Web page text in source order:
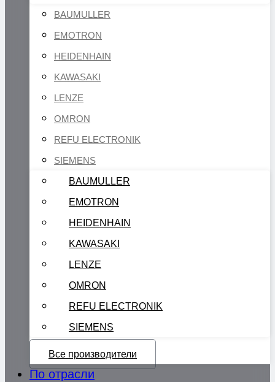
BAUMULLER
EMOTRON
HEIDENHAIN
KAWASAKI
LENZE
OMRON
REFU ELECTRONIK
SIEMENS
BAUMULLER
EMOTRON
HEIDENHAIN
KAWASAKI
LENZE
OMRON
REFU ELECTRONIK
SIEMENS
Все производители
По отрасли